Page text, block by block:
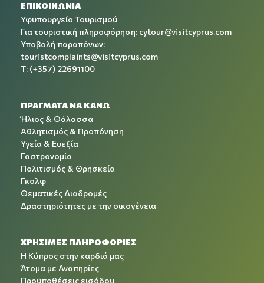
ΕΠΙΚΟΙΝΩΝΙΑ
Υφυπουργείο Τουρισμού
Για τουριστική πληροφόρηση: cytour@visitcyprus.com
Υποβολή παραπόνων:
touristcomplaints@visitcyprus.com
T: (+357) 22691100
ΠΡΑΓΜΑΤΑ ΝΑ ΚΑΝΩ
Ήλιος & Θάλασσα
Αθλητισμός & Προπόνηση
Υγεία & Ευεξία
Γαστρονομία
Πολιτισμός & Θρησκεία
Γκολφ
Θεματικές Διαδρομές
Δραστηριότητες με την οικογένεια
ΧΡΉΣΙΜΕΣ ΠΛΗΡΟΦΟΡΊΕΣ
Η Κύπρος στην καρδιά μας
Άτομα με Αναπηρίες
Προϋποθέσεις εισόδου